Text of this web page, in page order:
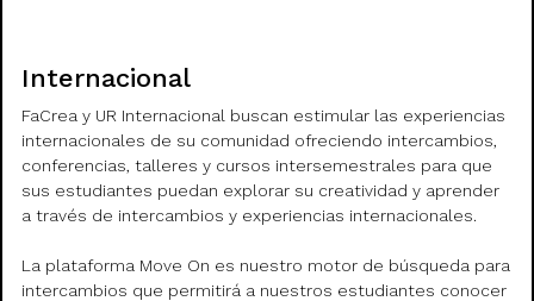
Internacional
FaCrea y UR Internacional buscan estimular las experiencias
internacionales de su comunidad ofreciendo intercambios,
conferencias, talleres y cursos intersemestrales para que
sus estudiantes puedan explorar su creatividad y aprender
a través de intercambios y experiencias internacionales.
La plataforma Move On es nuestro motor de búsqueda para
intercambios que permitirá a nuestros estudiantes conocer